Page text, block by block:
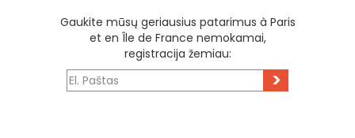
Gaukite mūsų geriausius patarimus à Paris
et en Île de France nemokamai,
registracija žemiau:
>